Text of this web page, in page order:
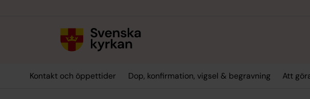
Kontakt och öppettider Dop, konfirmation, vigsel & begravning Att